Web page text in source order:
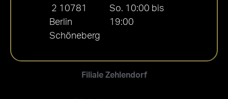
Filiale Zehlendorf
2 10781
Berlin
Schöneberg
So. 10:00 bis
19:00